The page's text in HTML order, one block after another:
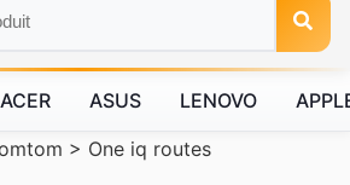
ACER ASUS LENOVO
> One iq routes